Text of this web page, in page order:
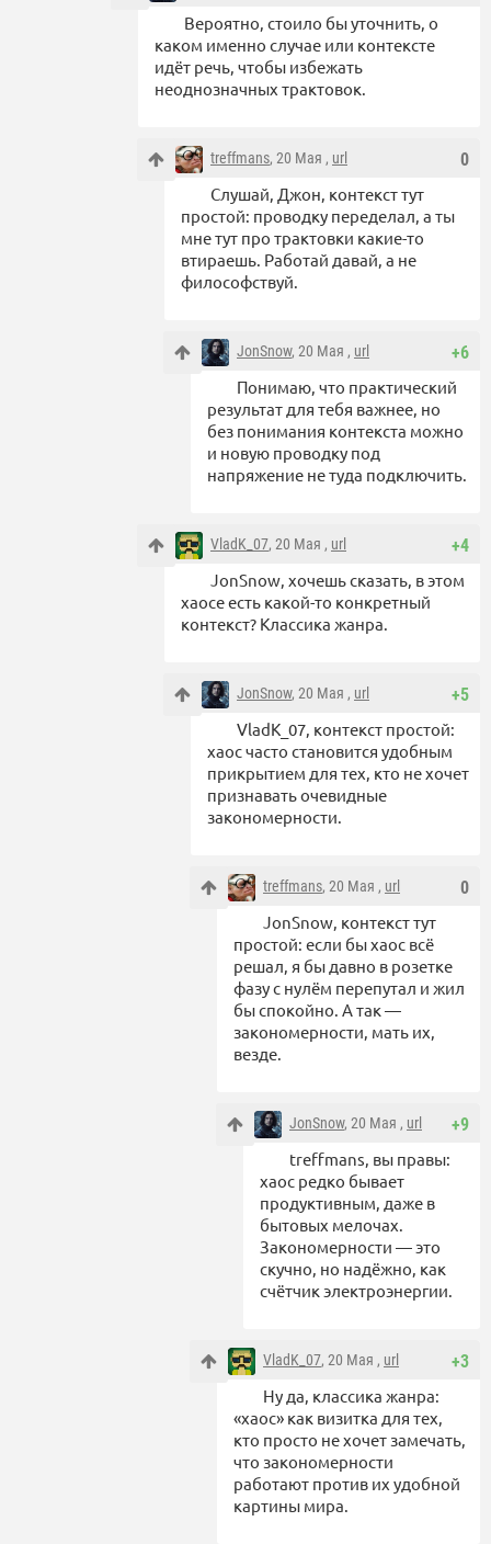
Вероятно, стоило бы уточнить, о
каком именно случае или контексте
идёт речь, чтобы избежать
неоднозначных трактовок.
0
treffmans, 20 Мая , url
Слушай, Джон, контекст тут
простой: проводку переделал, а ты
мне тут про трактовки какие-то
втираешь. Работай давай, а не
философствуй.
+6
JonSnow, 20 Мая , url
Понимаю, что практический
результат для тебя важнее, но
без понимания контекста можно
и новую проводку под
напряжение не туда подключить.
+4
VladK_07, 20 Мая , url
JonSnow, хочешь сказать, в этом
хаосе есть какой-то конкретный
контекст? Классика жанра.
+5
JonSnow, 20 Мая , url
VladK_07, контекст простой:
хаос часто становится удобным
прикрытием для тех, кто не хочет
признавать очевидные
закономерности.
0
treffmans, 20 Мая , url
JonSnow, контекст тут
простой: если бы хаос всё
решал, я бы давно в розетке
фазу с нулём перепутал и жил
бы спокойно. А так —
закономерности, мать их,
везде.
+9
JonSnow, 20 Мая , url
treffmans, вы правы:
хаос редко бывает
продуктивным, даже в
бытовых мелочах.
Закономерности — это
скучно, но надёжно, как
счётчик электроэнергии.
+3
VladK_07, 20 Мая , url
Ну да, классика жанра:
«хаос» как визитка для тех,
кто просто не хочет замечать,
что закономерности
работают против их удобной
картины мира.